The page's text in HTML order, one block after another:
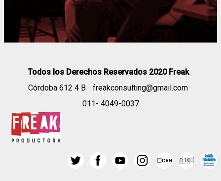
Todos los Derechos Reservados 2020 Freak
Córdoba 612 4 B
freakconsulting@gmail.com
011- 4049-0037